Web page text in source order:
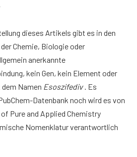
dieses Artikels gibt es in den
Chemie, Biologie oder
anerkannte
kein Gen, kein Element oder
Namen Esoszifediv. Es
Datenbank noch wird es von
Pure and Applied Chemistry
Nomenklatur verantwortlich